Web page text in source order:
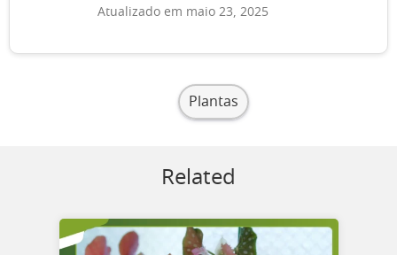
Atualizado em maio 23, 2025
Plantas
Related